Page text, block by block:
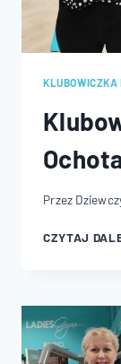
KLUBOWICZKA
Przez
CZYTAJ